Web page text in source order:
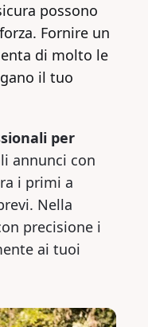
possono
Fornire un
di molto le
il tuo
per
annunci con
i primi a
Nella
precisione i
ai tuoi